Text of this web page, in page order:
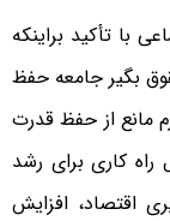
با تأکید براینکه
بگیر جامعه حفظ
مانع از حفظ قدرت
راه کاری برای رشد
اقتصاد، افزایش